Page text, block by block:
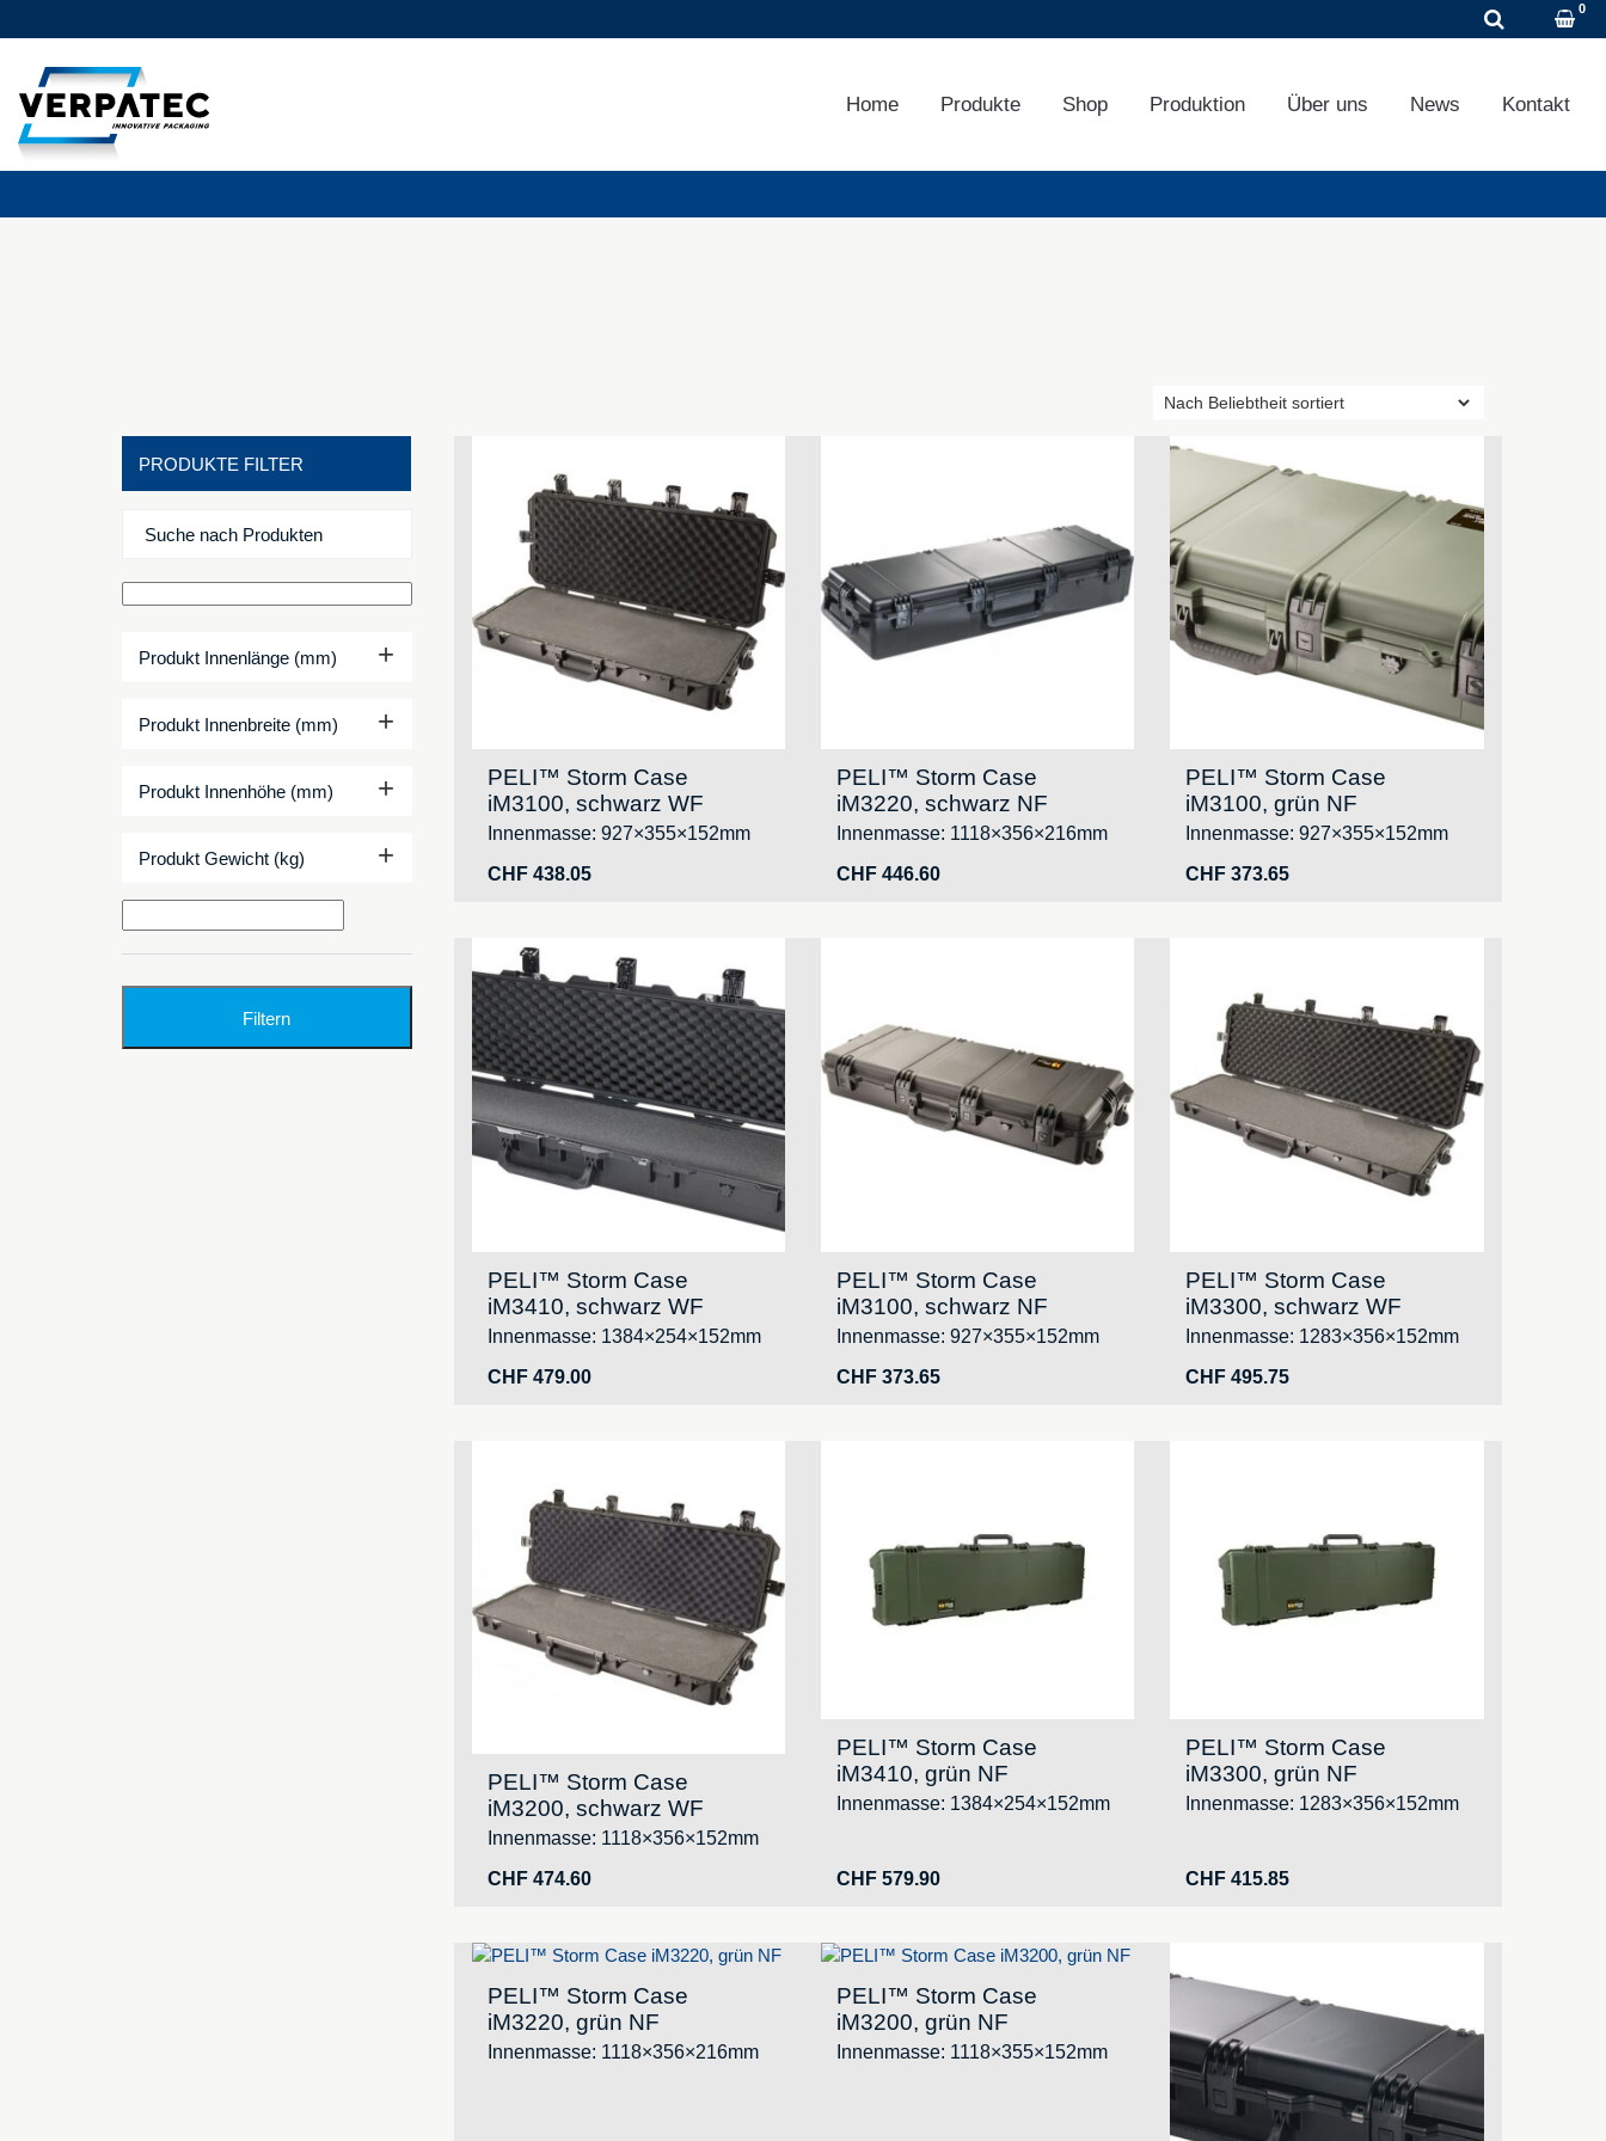
Home Produkte Shop Produktion Über uns News Kontakt
PRODUKTE FILTER
Produkt Innenlänge (mm) +
Produkt Innenbreite (mm) +
Produkt Innenhöhe (mm) +
Produkt Gewicht (kg) +
Filtern
PELI™ Storm Case
iM3100, schwarz WF
Innenmasse: 927×355×152mm
CHF438.05
PELI™ Storm Case
iM3220, schwarz NF
Innenmasse: 1118×356×216mm
CHF446.60
PELI™ Storm Case
iM3100, grün NF
Innenmasse: 927×355×152mm
CHF 373.65
PELI™ Storm Case
iM3410, schwarz WF
Innenmasse: 1384×254×152mm
CHF479.00
PELI™ Storm Case
iM3100, schwarz NF
Innenmasse: 927×355×152mm
CHF373.65
PELI™ Storm Case
iM3300, schwarz WF
Innenmasse: 1283×356×152mm
CHF 495.75
PELI™ Storm Case
iM3200, schwarz WF
Innenmasse: 1118×356×152mm
CHF474.60
PELI™ Storm Case
iM3410, grün NF
Innenmasse: 1384×254×152mm
CHF579.90
PELI™ Storm Case
iM3300, grün NF
Innenmasse: 1283×356×152mm
CHF 415.85
PELI™ Storm Case
iM3220, grün NF
Innenmasse: 1118×356×216mm
PELI™ Storm Case
iM3200, grün NF
Innenmasse: 1118×355×152mm